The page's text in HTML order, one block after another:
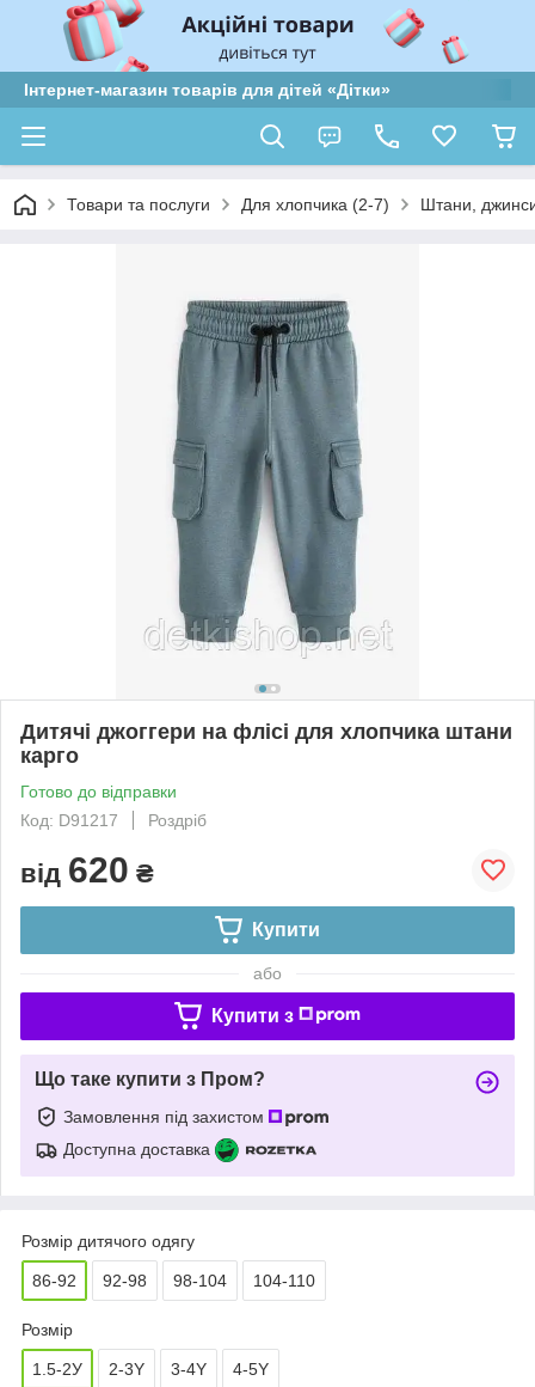
Інтернет-магазин товарів для дітей «Дітки»
Товари та послуги Для хлопчика (2-7) Штани,
Дитячі джоггери на флісі для хлопчика штани
карго
Готово до відправки
Код: D91217
Роздріб
від 620 ₴
Купити
або
Купити з
Що таке купити з Пром?
Замовлення під захистом
Доступна доставка
Розмір дитячого одягу
86-92 92-98 98-104 104-110
Розмір
1.5-2У 2-3Y 3-4Y 4-5Y